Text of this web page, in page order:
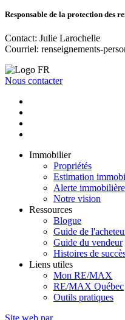
Responsable de la protection des
Contact: Julie Larochelle
Courriel: renseignements-
Nous contacter
Immobilier
Propriétés
Estimation
Alerte immobilière
Notre vision
Ressources
Blogue
Guide de
Guide du vendeur
Histoires de
Liens utiles
Mon RE/MAX
RE/MAX Québec
Outils pratiques